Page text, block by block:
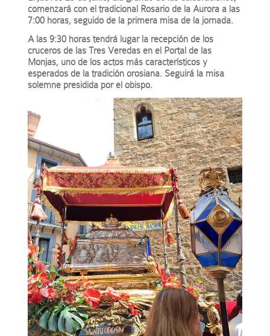
comenzará con el tradicional Rosario de la Aurora a las
7:00 horas, seguido de la primera misa de la jornada.
A las 9:30 horas tendrá lugar la recepción de los
cruceros de las Tres Veredas en el Portal de las
Monjas, uno de los actos más característicos y
esperados de la tradición orosiana. Seguirá la misa
solemne presidida por el obispo.